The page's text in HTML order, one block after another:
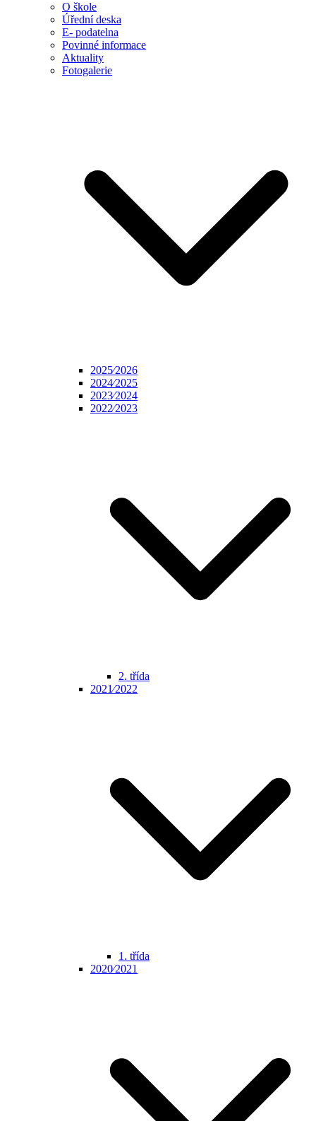
O škole
Úřední deska
E- podatelna
Povinné informace
Aktuality
Fotogalerie
2025⁄2026
2024⁄2025
2023⁄2024
2022⁄2023
2. třída
2021⁄2022
1. třída
2020⁄2021